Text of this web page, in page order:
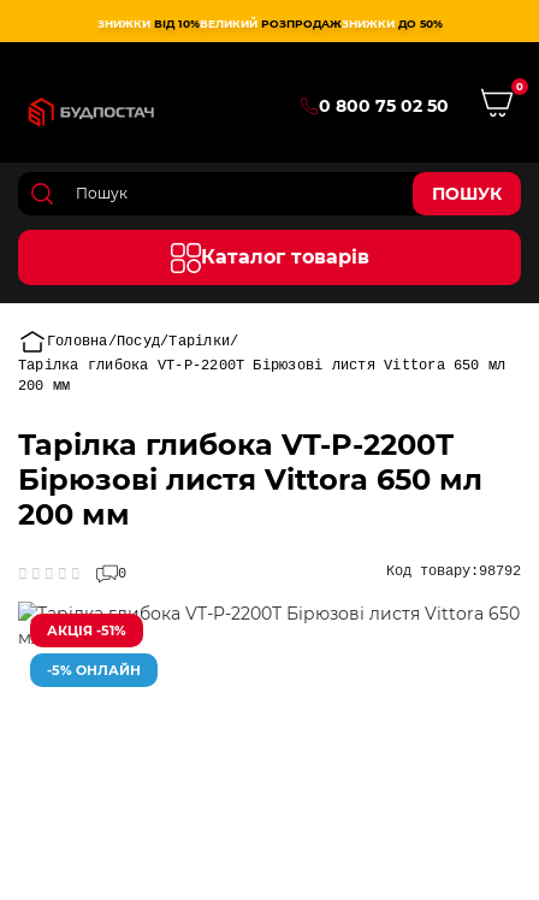
ЗНИЖКИ ВІД 10%ВЕЛИКИЙ РОЗПРОДАЖЗНИЖКИ ДО 50%
0 800 75 02 50
0
ПОШУК
Каталог товарів
Головна Посуд Тарілки
Тарілка глибока VT-P-2200Т Бірюзові листя Vittora 650 мл
200 мм
Тарілка глибока VT-P-2200Т
Бірюзові листя Vittora 650 мл
200 мм
0 Код товару:98792
АКЦІЯ -51%
-5% ОНЛАЙН